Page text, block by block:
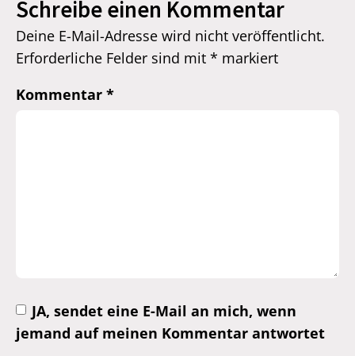
Schreibe einen Kommentar
Deine E-Mail-Adresse wird nicht veröffentlicht.
Erforderliche Felder sind mit * markiert
Kommentar *
JA, sendet eine E-Mail an mich, wenn
jemand auf meinen Kommentar antwortet